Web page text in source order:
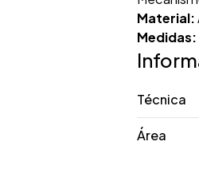
Material:
Medidas:
Técnica
Área